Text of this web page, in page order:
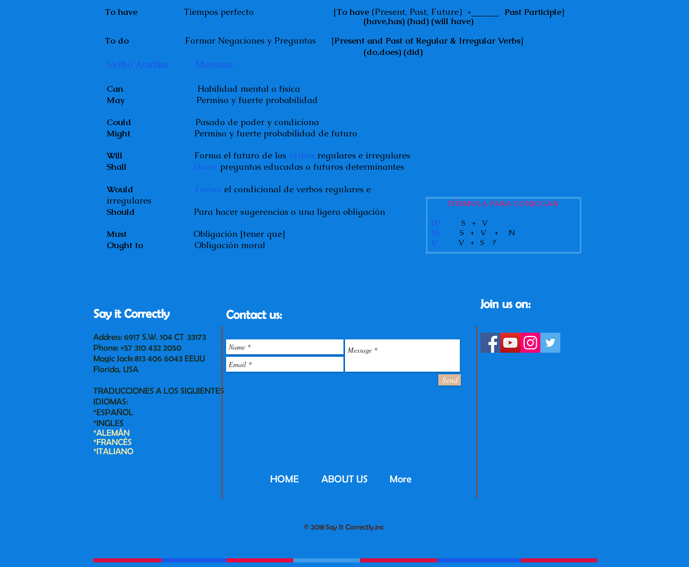
To have Tiempos perfecto [To have (Present, Past, Future) +______ Past Participle]
(have,has) (had) (will have)
To do
Formar Negaciones y Preguntas [Present and Past of Regular & Irregular Verbs]
(do,does) (did)
Verbo Auxiliar Muestra:
Can Habilidad mental o física
May Permiso y fuerte probabilidad
Could Pasado de poder y condiciona
Might Permiso y fuerte probabilidad de futuro
Will Forma el futuro de los verbos regulares e irregulares
Shall
Hacer preguntas educadas o futuros determinantes
Would
Forma el condicional de verbos regulares e
irregulares
Should Para hacer sugerencias o una ligera obligación
Must Obligación [tener que]
Ought to Obligación moral
FÓRMULA PARA CONJUGAR
D/ S + V
N/
S + V + N
I/
V + S ?
Say it Correctly
Address: 6917 S.W. 104 CT 33173
Phone: +57 310 432 2050
Magic Jack: 813 406 6043 EEUU
Florida, USA
TRADUCCIONES A LOS SIGUIENTES
IDIOMAS:
*ESPAÑOL
*INGLES
*ALEMÁN
*FRANCÉS
*ITALIANO
Contact us:
Send
HOME ABOUT US More
Join us on:
© 2018 Say It Correctly.inc